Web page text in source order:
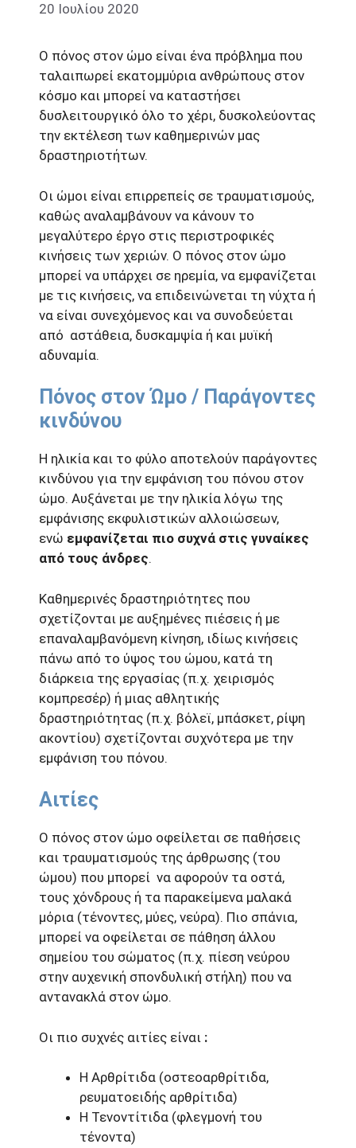
20 Ιουλίου 2020
Ο πόνος στον ώμο είναι ένα πρόβλημα που
ταλαιπωρεί εκατομμύρια ανθρώπους στον
κόσμο και μπορεί να καταστήσει
δυσλειτουργικό όλο το χέρι, δυσκολεύοντας
την εκτέλεση των καθημερινών μας
δραστηριοτήτων.
Οι ώμοι είναι επιρρεπείς σε τραυματισμούς,
καθώς αναλαμβάνουν να κάνουν το
μεγαλύτερο έργο στις περιστροφικές
κινήσεις των χεριών. Ο πόνος στον ώμο
μπορεί να υπάρχει σε ηρεμία, να εμφανίζεται
με τις κινήσεις, να επιδεινώνεται τη νύχτα ή
να είναι συνεχόμενος και να συνοδεύεται
από αστάθεια, δυσκαμψία ή και μυϊκή
αδυναμία.
Πόνος στον Ώμο / Παράγοντες
κινδύνου
Η ηλικία και το φύλο αποτελούν παράγοντες
κινδύνου για την εμφάνιση του πόνου στον
ώμο. Αυξάνεται με την ηλικία λόγω της
εμφάνισης εκφυλιστικών αλλοιώσεων,
ενώ εμφανίζεται πιο συχνά στις γυναίκες
από τους άνδρες.
Καθημερινές δραστηριότητες που
σχετίζονται με αυξημένες πιέσεις ή με
επαναλαμβανόμενη κίνηση, ιδίως κινήσεις
πάνω από το ύψος του ώμου, κατά τη
διάρκεια της εργασίας (π.χ. χειρισμός
κομπρεσέρ) ή μιας αθλητικής
δραστηριότητας (π.χ. βόλεϊ, μπάσκετ, ρίψη
ακοντίου) σχετίζονται συχνότερα με την
εμφάνιση του πόνου.
Αιτίες
Ο πόνος στον ώμο οφείλεται σε παθήσεις
και τραυματισμούς της άρθρωσης (του
ώμου) που μπορεί να αφορούν τα οστά,
τους χόνδρους ή τα παρακείμενα μαλακά
μόρια (τένοντες, μύες, νεύρα). Πιο σπάνια,
μπορεί να οφείλεται σε πάθηση άλλου
σημείου του σώματος (π.χ. πίεση νεύρου
στην αυχενική σπονδυλική στήλη) που να
αντανακλά στον ώμο.
Οι πιο συχνές αιτίες είναι :
Η Αρθρίτιδα (οστεοαρθρίτιδα,
ρευματοειδής αρθρίτιδα)
Η Τενοντίτιδα (φλεγμονή του
τένοντα)